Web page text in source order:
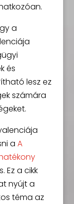
a
és
lesz ez
számára
a A
Ez a cikk
nyújt a
téma az